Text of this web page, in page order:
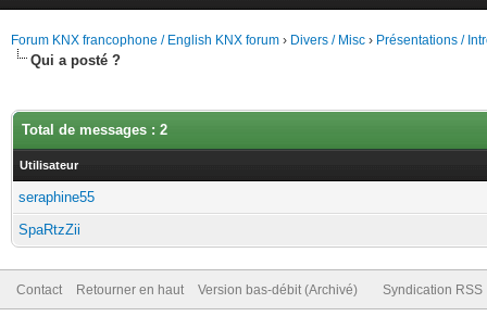
Forum KNX francophone / English KNX forum › Divers / Misc › Présentations /
Qui a posté ?
Total de messages : 2
Utilisateur
seraphine55
SpaRtzZii
Contact Retourner en haut Version bas-débit (Archivé) Syndication RSS